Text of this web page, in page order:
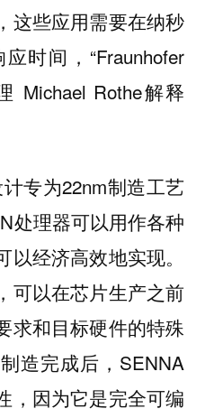
这些应用需要在纳秒
时间，“Fraunhofer
Michael Rothe解释
专为22nm制造工艺
处理器可以用作各种
经济高效地实现。
可以在芯片生产之前
求和目标硬件的特殊
造完成后，SENNA
，因为它是完全可编